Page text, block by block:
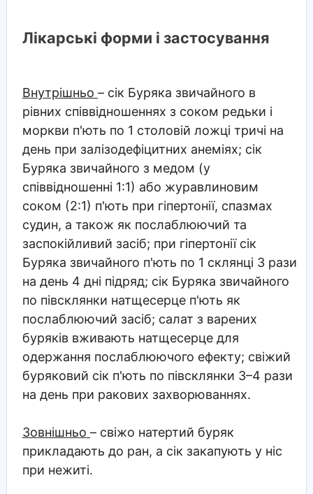
Лікарські форми і застосування
Внутрішньо – сік Буряка звичайного в
рівних співвідношеннях з соком редьки і
моркви п'ють по 1 столовій ложці тричі на
день при залізодефіцитних анеміях; сік
Буряка звичайного з медом (у
співвідношенні 1:1) або журавлиновим
соком (2:1) п'ють при гіпертонії, спазмах
судин, а також як послаблюючий та
заспокійливий засіб; при гіпертонії сік
Буряка звичайного п'ють по 1 склянці 3 рази
на день 4 дні підряд; сік Буряка звичайного
по півсклянки натщесерце п'ють як
послаблюючий засіб; салат з варених
буряків вживають натщесерце для
одержання послаблюючого ефекту; свіжий
буряковий сік п'ють по півсклянки 3–4 рази
на день при ракових захворюваннях.
Зовнішньо – свіжо натертий буряк
прикладають до ран, а сік закапують у ніс
при нежиті.